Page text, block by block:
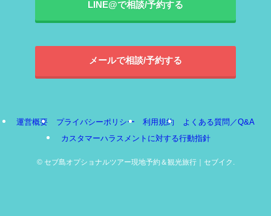
LINE@で相談/予約する
メールで相談/予約する
運営概要 プライバシーポリシー 利用規約
よくある質問／Q&A
カスタマーハラスメントに対する行動指針
©セブ島オプショナルツアー現地予約＆観光旅行｜セブイク.